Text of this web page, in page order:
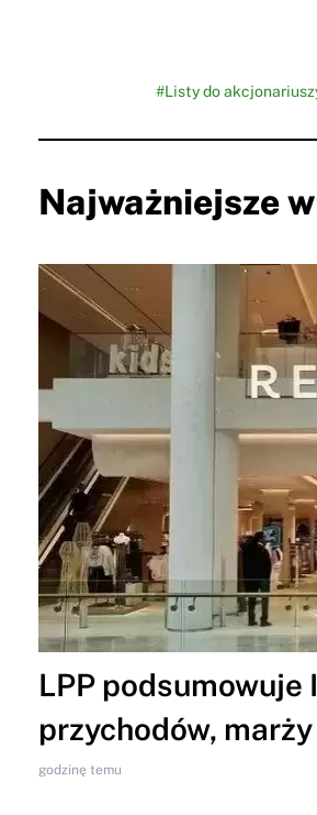
#Listy do
Najważniejsze
LPP podsumowuje
przychodów,
godzinę temu